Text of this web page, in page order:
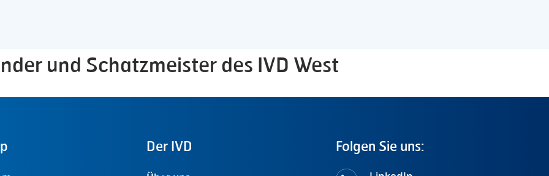
und Schatzmeister des IVD West
Der IVD Folgen Sie uns: